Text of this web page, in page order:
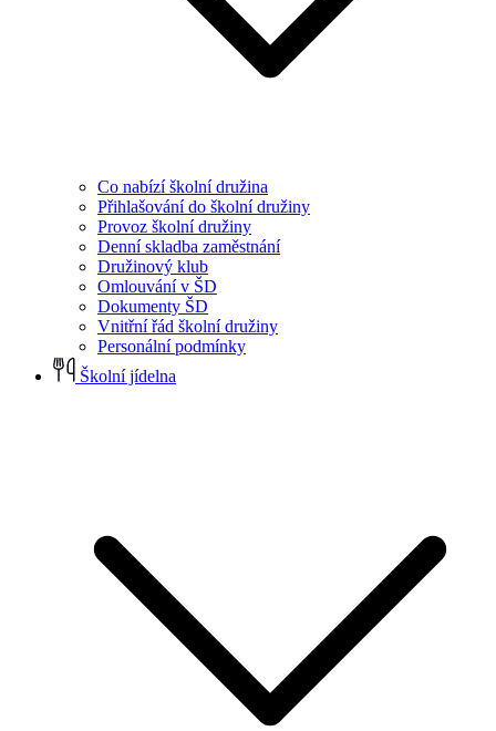
Co nabízí školní družina
Přihlašování do školní družiny
Provoz školní družiny
Denní skladba zaměstnání
Družinový klub
Omlouvání v ŠD
Dokumenty ŠD
Vnitřní řád školní družiny
Personální podmínky
Školní jídelna